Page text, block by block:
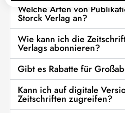
Welche Arten von
Storck Verlag an?
Wie kann ich die
Verlags abonnieren?
Gibt es Rabatte für
Kann ich auf digitale
Zeitschriften zugreifen?